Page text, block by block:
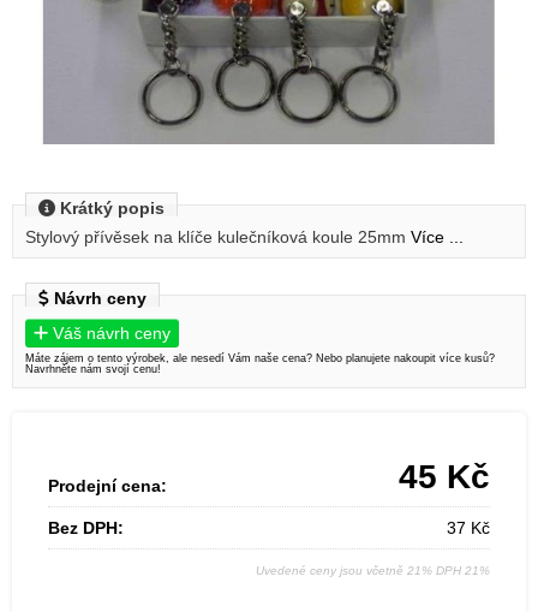
Krátký popis
Stylový přívěsek na klíče kulečníková koule 25mm Více ...
Návrh ceny
Váš návrh ceny
Máte zájem o tento výrobek, ale nesedí Vám naše cena? Nebo planujete nakoupit více kusů?
Navrhněte nám svojí cenu!
Prodejní cena: 45 Kč
Bez DPH: 37 Kč
Uvedené ceny jsou včetně 21% DPH 21%